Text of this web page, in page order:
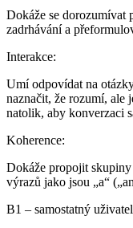
Dokáže se dorozumívat
zadrhávání a
Interakce:
Umí odpovídat na
naznačit, že rozumí, ale
natolik, aby konverzaci
Koherence:
Dokáže propojit
výrazů jako jsou „a“
B1 – samostatný uživatel